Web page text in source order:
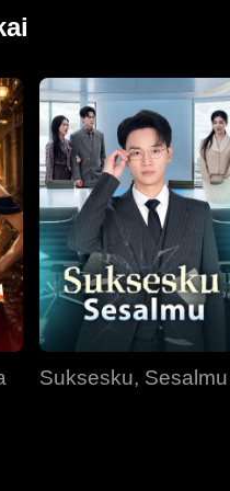
lalu bersatu
Suksesku, Sesalmu